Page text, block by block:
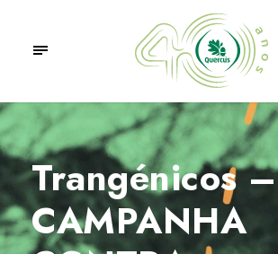
Trangénicos –
CAMPANHA